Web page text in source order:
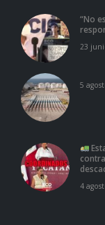
“No
23
5
4